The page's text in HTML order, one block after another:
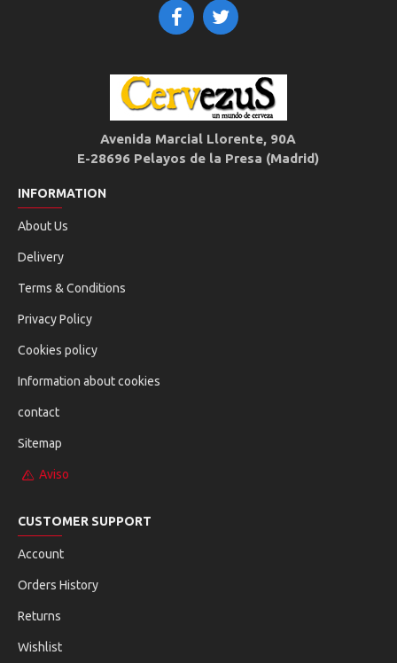
Avenida Marcial Llorente, 90A
E-28696 Pelayos de la Presa (Madrid)
INFORMATION
About Us
Delivery
Terms & Conditions
Privacy Policy
Cookies policy
Information about cookies
contact
Sitemap
Aviso
CUSTOMER SUPPORT
Account
Orders History
Returns
Wishlist